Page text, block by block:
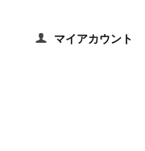
マイアカウント